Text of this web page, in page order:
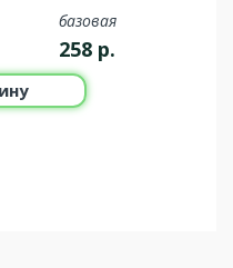
базовая
258 р.